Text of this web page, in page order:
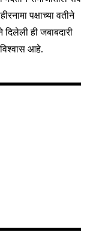
of the
on our website
we respect
पक्षाच्या वतीने
ही जबाबदारी
आहे.